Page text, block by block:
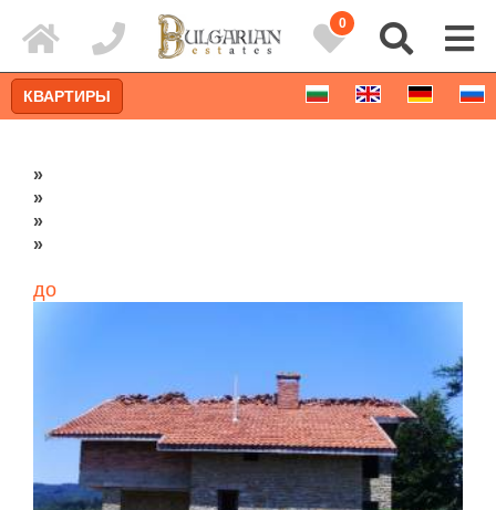
0
Расширенный поиск
КВАРТИРЫ
»
»
»
»
до